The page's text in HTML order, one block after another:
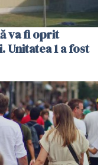
va fi oprit
1 a fost